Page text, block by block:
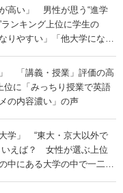
高い」 男性が思う“進学
ンキング上位に学生の
りやすい」「他大学にない
」 「講義・授業」評価の高
位に「みっちり授業で英語
の内容濃い」の声
学」 “東大・京大以外で
いえば？ 女性が選ぶ上位
中にある大学の中で一二を